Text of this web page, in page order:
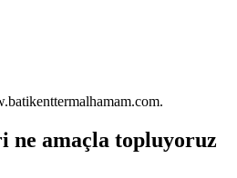
ne amaçla topluyoruz